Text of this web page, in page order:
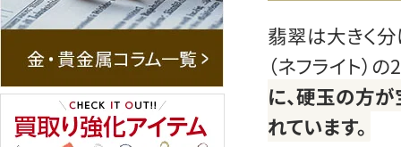
翡翠は大きく分
（ネフライト）
に、硬玉の方
れています。